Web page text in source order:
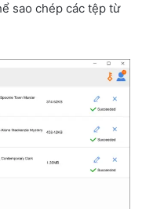
sao chép các tệp từ